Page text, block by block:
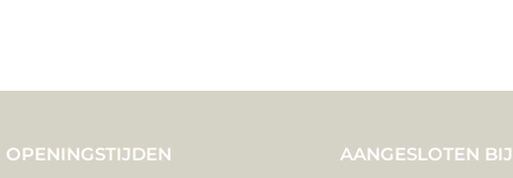
OPENINGSTIJDEN AANGESLOTEN BIJ